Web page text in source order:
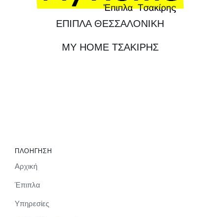
ΕΠΙΠΛΑ ΘΕΣΣΑΛΟΝΙΚΗ
MY HOME ΤΣΑΚΙΡΗΣ
ΠΛΟΗΓΗΣΗ
Αρχική
Έπιπλα
Υπηρεσίες